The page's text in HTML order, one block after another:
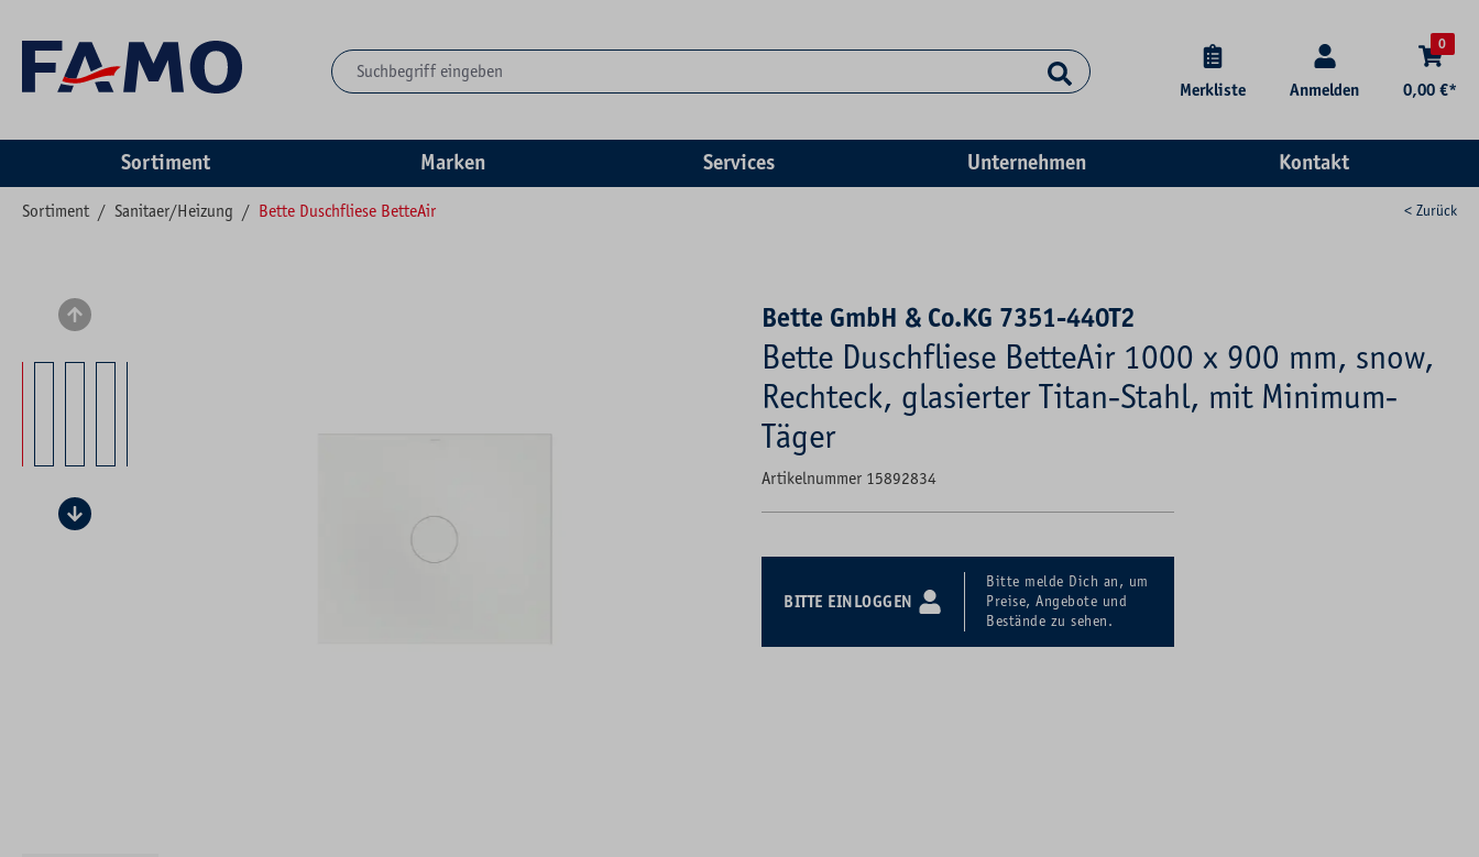
Merkliste Anmelden
0
0,00 €*
Sortiment Marken Services Unternehmen Kontakt
Sortiment / Sanitaer/Heizung / Bette Duschfliese BetteAir < Zurück
Bildergalerie überspringen Bette GmbH & Co.KG 7351-440T2
Bette Duschfliese BetteAir 1000 x 900 mm, snow,
Rechteck, glasierter Titan-Stahl, mit Minimum-
Täger
Artikelnummer 15892834
BITTE EINLOGGEN
Bitte melde Dich an, um
Preise, Angebote und
Bestände zu sehen.